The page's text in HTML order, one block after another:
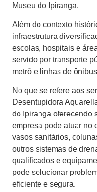
Museu do Ipiranga.
Além do contexto
infraestrutura
escolas, hospitais e
servido por transporte
metrô e linhas de
No que se refere aos
Desentupidora
do Ipiranga oferecendo
empresa pode atuar no
vasos sanitários,
outros sistemas de
qualificados e
pode solucionar
eficiente e segura.